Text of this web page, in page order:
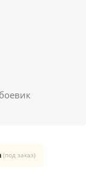
(под заказ)